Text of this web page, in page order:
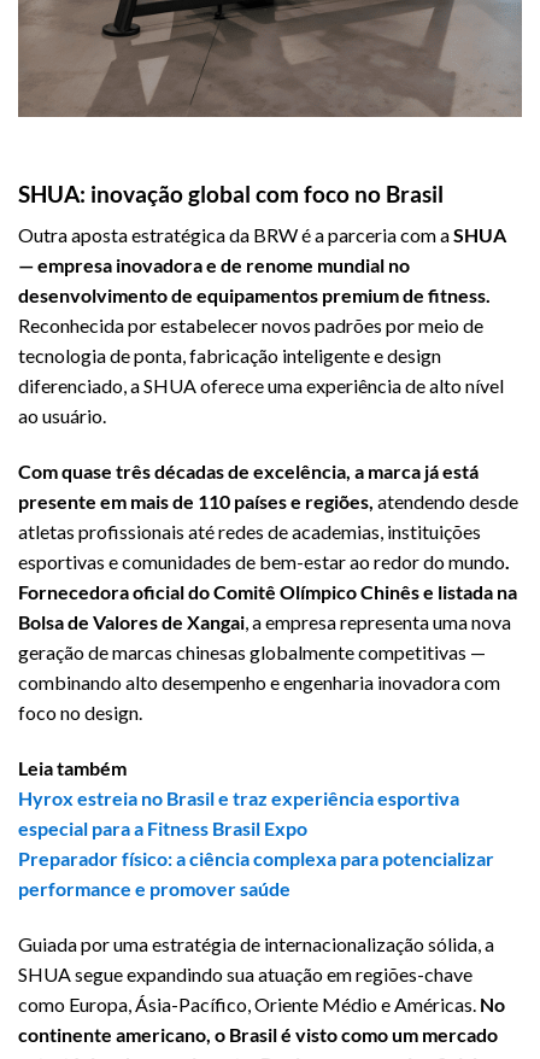
SHUA: inovação global com foco no Brasil
Outra aposta estratégica da BRW é a parceria com aSHUA
— empresa inovadora e de renome mundial no
desenvolvimento de equipamentos premium de fitness.
Reconhecida por estabelecer novos padrões por meio de
tecnologia de ponta, fabricação inteligente e design
diferenciado, a SHUA oferece uma experiência de alto nível
ao usuário.
Com quase três décadas de excelência, a marca já está
presente em mais de 110 países e regiões, atendendo desde
atletas profissionais até redes de academias, instituições
esportivas e comunidades de bem-estar ao redor do mundo.
Fornecedora oficial do Comitê Olímpico Chinês e listada na
Bolsa de Valores de Xangai, a empresa representa uma nova
geração de marcas chinesas globalmente competitivas —
combinando alto desempenho e engenharia inovadora com
foco no design.
Leia também
Hyrox estreia no Brasil e traz experiência esportiva
especial para a Fitness Brasil Expo
Preparador físico: a ciência complexa para potencializar
performance e promover saúde
Guiada por uma estratégia de internacionalização sólida, a
SHUA segue expandindo sua atuação em regiões-chave
como Europa, Ásia-Pacífico, Oriente Médio e Américas. No
continente americano, o Brasil é visto como um mercado